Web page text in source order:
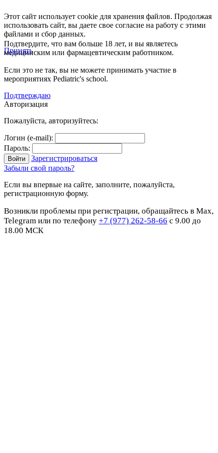
Этот сайт использует cookie для хранения файлов. Продолжая
использовать сайт, вы даете свое согласие на работу с этими
файлами и сбор данных.
Принять
Подтвердите, что вам больше 18 лет, и вы являетесь
медицинским или фармацевтическим работником.
Если это не так, вы не можете принимать участие в
мероприятиях Pediatric's school.
Подтверждаю
Авторизация
Пожалуйста, авторизуйтесь:
Логин (e-mail):
Пароль:
Зарегистрироваться
Забыли свой пароль?
Если вы впервые на сайте, заполните, пожалуйста,
регистрационную форму.
Возникли проблемы при регистрации, обращайтесь в Max,
Telegram или по телефону +7 (977) 262-58-66 с 9.00 до
18.00 МСК